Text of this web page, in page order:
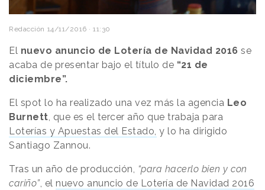
Redacción 14/11/2016 · 11:30
El nuevo anuncio de Lotería de Navidad 2016 se
acaba de presentar bajo el título de “21 de
diciembre”.
El spot lo ha realizado una vez más la agencia Leo
Burnett, que es el tercer año que trabaja para
Loterías y Apuestas del Estado, y lo ha dirigido
Santiago Zannou.
Tras un año de producción, “para hacerlo bien y con
cariño”, el nuevo anuncio de Lotería de Navidad 2016